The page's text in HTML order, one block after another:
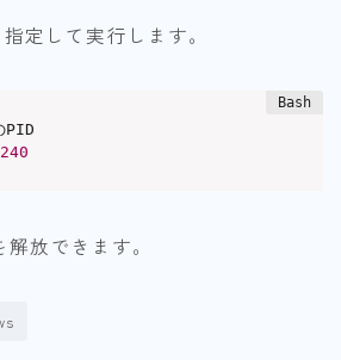
定して実行します。
PID
放できます。